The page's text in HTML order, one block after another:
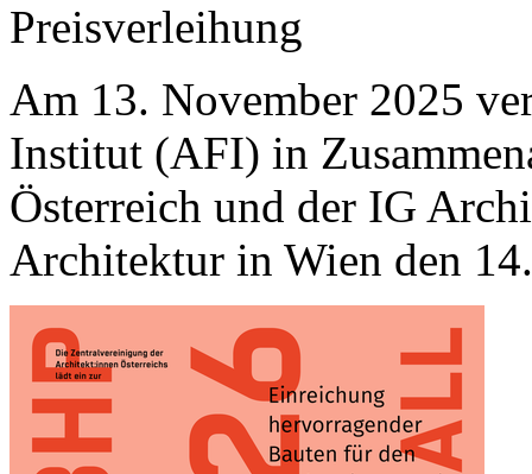
Preisverleihung
Am 13. November 2025
Institut (AFI) in
Österreich und der IG
Architektur in Wien den